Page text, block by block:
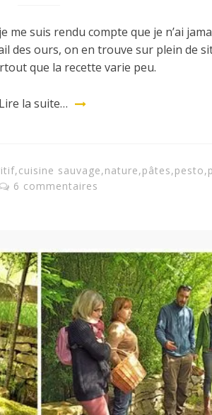
me suis rendu compte que je n’ai
des ours, on en trouve sur plein de
que la recette varie peu.
Lire la suite…
,cuisine sauvage,nature,pâtes,pesto,
6 commentaires